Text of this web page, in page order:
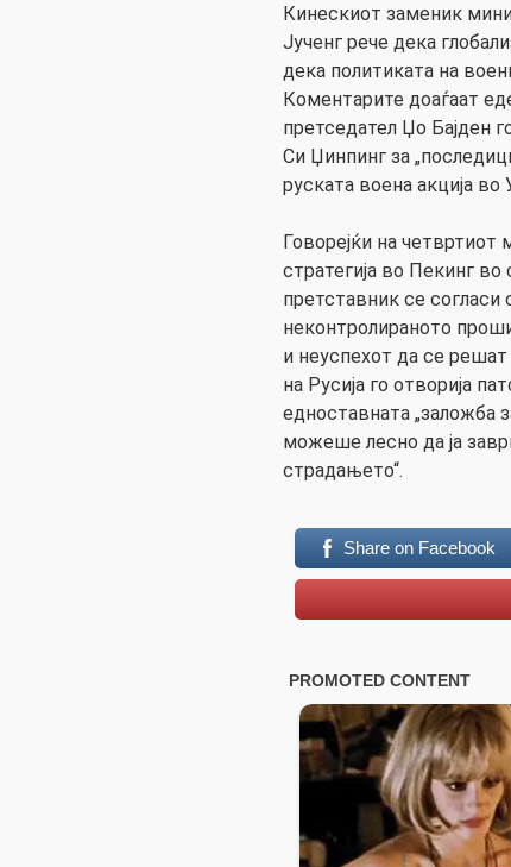
Кинескиот заменик
Јученг рече дека
дека политиката на
Коментарите доаѓаат
претседател Џо Бајден
Си Џинпинг за
руската воена акција во
Говорејќи на
стратегија во Пекинг
претставник се
неконтролираното
и неуспехот да се
на Русија го отворија
едноставната „заложба
можеше лесно да ја
страдањето“.
Share on Facebook